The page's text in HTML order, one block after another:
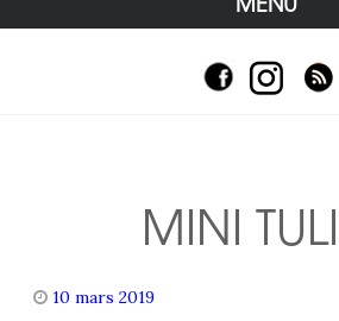
MINI
10 mars 2019